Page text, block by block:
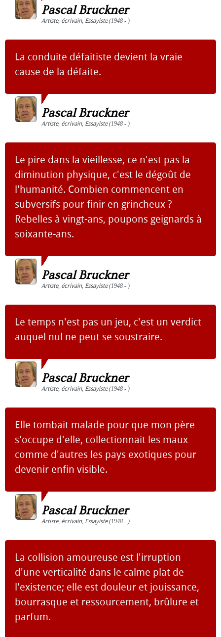
Pascal Bruckner
Artiste, écrivain, Essayiste(1948 - )
La conduite défaitiste devient la vraie
cause de la défaite.
Pascal Bruckner
Artiste, écrivain, Essayiste(1948 - )
Le pire dans la vieillesse, ce n'est pas la
diminution physique, c'est le dégoût de
l'humanité. Combien commencent en
subversifs pour finir en grincheux ?
Rebelles à vingt-ans, poupons geignards à
soixante-ans.
Pascal Bruckner
Artiste, écrivain, Essayiste(1948 - )
Le temps n'est pas un jeu, c'est un verdict
auquel nul ne peut se soustraire.
Pascal Bruckner
Artiste, écrivain, Essayiste(1948 - )
Elle tombait malade pour que mon père
s'occupe d'elle, collectionnait les maux
comme d'autres les pays exotiques pour
devenir enfin visible.
Pascal Bruckner
Artiste, écrivain, Essayiste(1948 - )
La collision amoureuse est l'irruption
d'une verticalité dans le calme plat de
l'existence; elle est douleur et jouissance,
bourrasque et ressourcement, brûlure et
parfum.